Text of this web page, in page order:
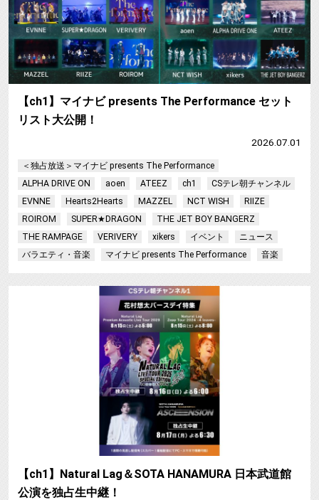
【ch1】マイナビ presents The Performance セット
リスト大公開！
2026.07.01
＜独占放送＞マイナビ presents The Performance
ALPHA DRIVE ON
aoen ATEEZ ch1
CSテレ朝チャンネル
EVNNE
Hearts2Hearts MAZZEL NCT WISH
RIIZE
ROIROM
SUPER★DRAGON
THE JET BOY BANGERZ
THE RAMPAGE
VERIVERY xikers イベント
ニュース
バラエティ・音楽
マイナビ presents The Performance 音楽
【ch1】Natural Lag＆SOTA HANAMURA 日本武道館
公演を独占生中継！